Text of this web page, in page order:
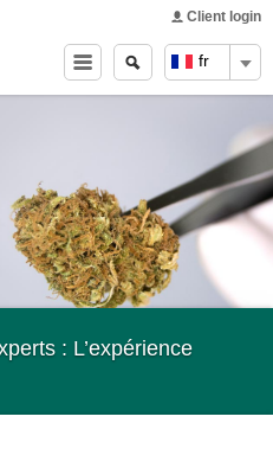
fr
Client login
Search
form
Search
: L’expérience